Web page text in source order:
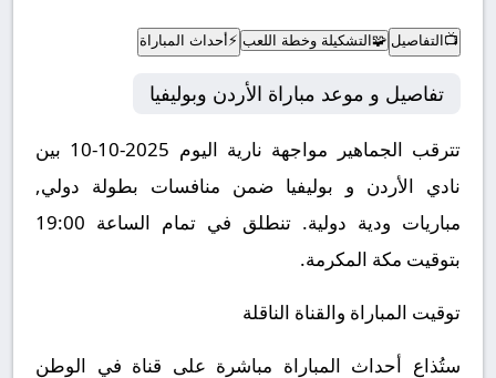
📺 التفاصيل 🧩 التشكيلة وخطة اللعب ⚡ أحداث المباراة
تفاصيل و موعد مباراة الأردن وبوليفيا
تترقب الجماهير مواجهة نارية اليوم 2025-10-10 بين
نادي الأردن و بوليفيا ضمن منافسات بطولة دولي,
مباريات ودية دولية.
تنطلق في تمام الساعة 19:00
بتوقيت مكة المكرمة.
توقيت المباراة والقناة الناقلة
ستُذاع أحداث المباراة مباشرة على قناة في الوطن